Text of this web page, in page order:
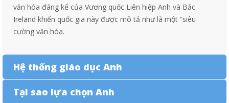
văn hóa đáng kể của Vương quốc Liên hiệp Anh và Bắc
Ireland khiến quốc gia này được mô tả như là một “siêu
cường văn hóa.
Hệ thống giáo dục Anh
Tại sao lựa chọn Anh